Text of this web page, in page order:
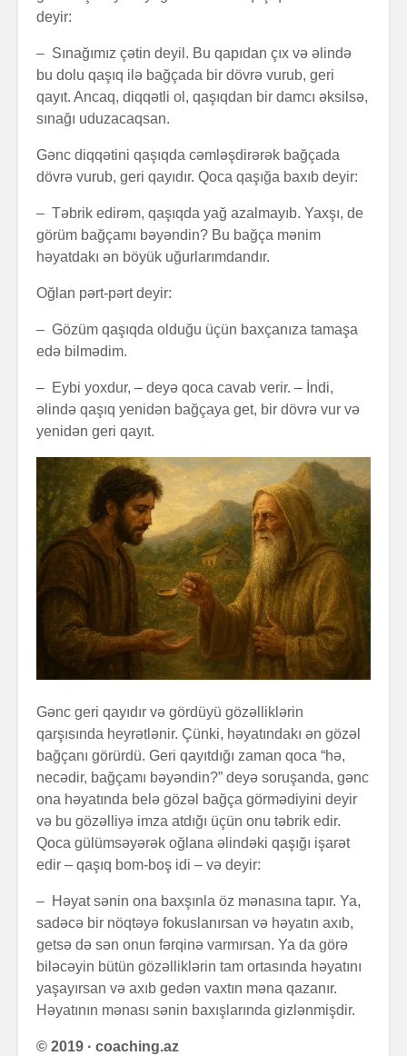
deyir:
– Sınağımız çətin deyil. Bu qapıdan çıx və əlində
bu dolu qaşıq ilə bağçada bir dövrə vurub, geri
qayıt. Ancaq, diqqətli ol, qaşıqdan bir damcı əksilsə,
sınağı uduzacaqsan.
Gənc diqqətini qaşıqda cəmləşdirərək bağçada
dövrə vurub, geri qayıdır. Qoca qaşığa baxıb deyir:
– Təbrik edirəm, qaşıqda yağ azalmayıb. Yaxşı, de
görüm bağçamı bəyəndin? Bu bağça mənim
həyatdakı ən böyük uğurlarımdandır.
Oğlan pərt-pərt deyir:
– Gözüm qaşıqda olduğu üçün baxçanıza tamaşa
edə bilmədim.
– Eybi yoxdur, – deyə qoca cavab verir. – İndi,
əlində qaşıq yenidən bağçaya get, bir dövrə vur və
yenidən geri qayıt.
Gənc geri qayıdır və gördüyü gözəlliklərin
qarşısında heyrətlənir. Çünki, həyatındakı ən gözəl
bağçanı görürdü. Geri qayıtdığı zaman qoca “hə,
necədir, bağçamı bəyəndin?” deyə soruşanda, gənc
ona həyatında belə gözəl bağça görmədiyini deyir
və bu gözəlliyə imza atdığı üçün onu təbrik edir.
Qoca gülümsəyərək oğlana əlindəki qaşığı işarət
edir – qaşıq bom-boş idi – və deyir:
– Həyat sənin ona baxşınla öz mənasına tapır. Ya,
sadəcə bir nöqtəyə fokuslanırsan və həyatın axıb,
getsə də sən onun fərqinə varmırsan. Ya da görə
biləcəyin bütün gözəlliklərin tam ortasında həyatını
yaşayırsan və axıb gedən vaxtın məna qazanır.
Həyatının mənası sənin baxışlarında gizlənmişdir.
© 2019 · coaching.az
Zalım padşahla
qocanın hekayəti
yoxsa biz?